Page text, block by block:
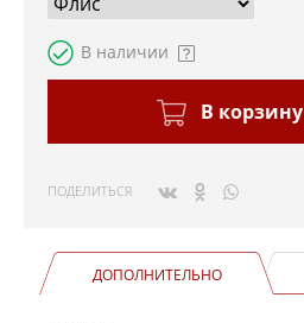
В наличии
В корзину
ПОДЕЛИТЬСЯ
ДОПОЛНИТЕЛЬНО